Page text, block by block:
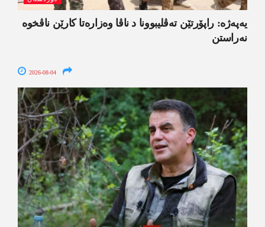
یەپەژە: راپۆرتێن تەڤلیبوونا د ناڤا وەزارەتا کارێن ناڤخوە
نەراستن
2026-08-04